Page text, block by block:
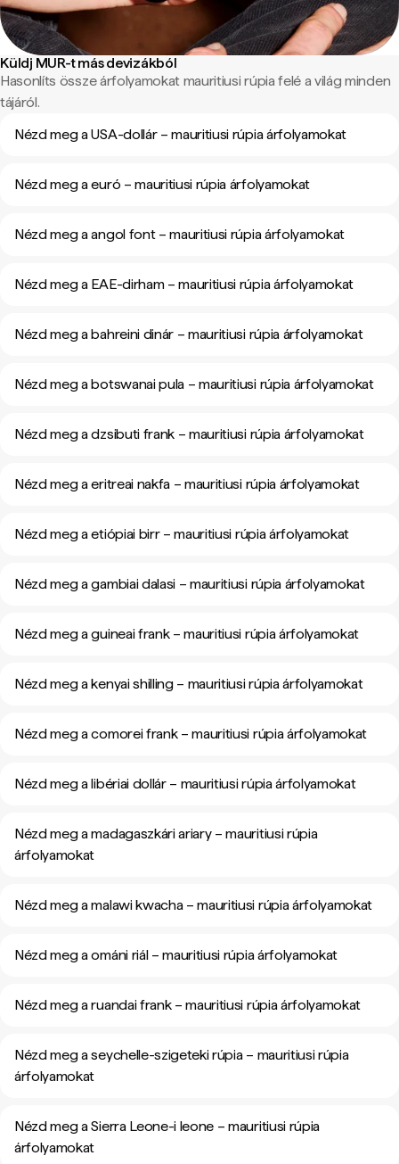
Küldj MUR-t más devizákból
Hasonlíts össze árfolyamokat mauritiusi rúpia felé a világ minden
tájáról.
Nézd meg a USA-dollár – mauritiusi rúpia árfolyamokat
Nézd meg a euró – mauritiusi rúpia árfolyamokat
Nézd meg a angol font – mauritiusi rúpia árfolyamokat
Nézd meg a EAE-dirham – mauritiusi rúpia árfolyamokat
Nézd meg a bahreini dinár – mauritiusi rúpia árfolyamokat
Nézd meg a botswanai pula – mauritiusi rúpia árfolyamokat
Nézd meg a dzsibuti frank – mauritiusi rúpia árfolyamokat
Nézd meg a eritreai nakfa – mauritiusi rúpia árfolyamokat
Nézd meg a etiópiai birr – mauritiusi rúpia árfolyamokat
Nézd meg a gambiai dalasi – mauritiusi rúpia árfolyamokat
Nézd meg a guineai frank – mauritiusi rúpia árfolyamokat
Nézd meg a kenyai shilling – mauritiusi rúpia árfolyamokat
Nézd meg a comorei frank – mauritiusi rúpia árfolyamokat
Nézd meg a libériai dollár – mauritiusi rúpia árfolyamokat
Nézd meg a madagaszkári ariary – mauritiusi rúpia
árfolyamokat
Nézd meg a malawi kwacha – mauritiusi rúpia árfolyamokat
Nézd meg a ománi riál – mauritiusi rúpia árfolyamokat
Nézd meg a ruandai frank – mauritiusi rúpia árfolyamokat
Nézd meg a seychelle-szigeteki rúpia – mauritiusi rúpia
árfolyamokat
Nézd meg a Sierra Leone-i leone – mauritiusi rúpia
árfolyamokat